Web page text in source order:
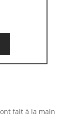
fait à la main